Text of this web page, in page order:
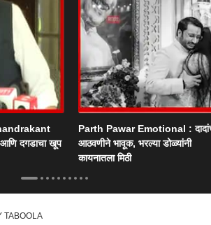
दगडाचा खूप
Parth Pawar Emotional :
आठवणीने भावूक, भरल्या डोळ्यांनी
कायनातला मिठी
TABOOLA